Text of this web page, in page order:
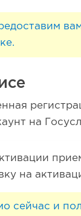
на
на
сейчас и